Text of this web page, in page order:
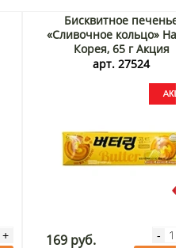
+
Бисквитное печенье
«Сливочное кольцо»
Корея, 65 г Акция
арт. 27524
169 руб. -